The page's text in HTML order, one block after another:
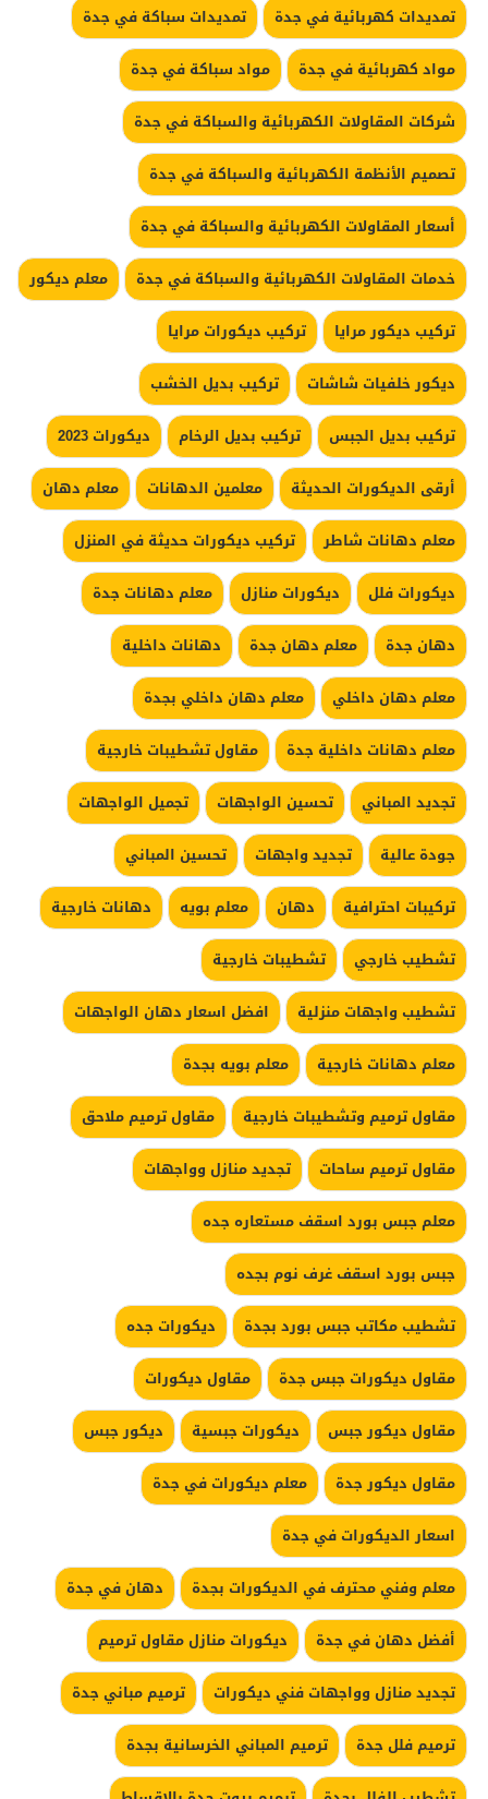
تمديدات كهربائية في جدة
تمديدات سباكة في جدة
مواد كهربائية في جدة
مواد سباكة في جدة
شركات المقاولات الكهربائية والسباكة في جدة
تصميم الأنظمة الكهربائية والسباكة في جدة
أسعار المقاولات الكهربائية والسباكة في جدة
خدمات المقاولات الكهربائية والسباكة في جدة
معلم ديكور
تركيب ديكور مرايا
تركيب ديكورات مرايا
ديكور خلفيات شاشات
تركيب بديل الخشب
تركيب بديل الجبس
تركيب بديل الرخام
ديكورات 2023
أرقى الديكورات الحديثة
معلمين الدهانات
معلم دهان
معلم دهانات شاطر
تركيب ديكورات حديثة في المنزل
ديكورات فلل
ديكورات منازل
معلم دهانات جدة
دهان جدة
معلم دهان جدة
دهانات داخلية
معلم دهان داخلي
معلم دهان داخلي بجدة
معلم دهانات داخلية جدة
مقاول تشطيبات خارجية
تجديد المباني
تحسين الواجهات
تجميل الواجهات
جودة عالية
تجديد واجهات
تحسين المباني
تركيبات احترافية
دهان معلم بويه
دهانات خارجية
تشطيب خارجي
تشطيبات خارجية
تشطيب واجهات منزلية
افضل اسعار دهان الواجهات
معلم دهانات خارجية
معلم بويه بجدة
مقاول ترميم وتشطيبات خارجية
مقاول ترميم ملاحق
مقاول ترميم ساحات
تجديد منازل وواجهات
معلم جبس بورد اسقف مستعاره جده
جبس بورد اسقف غرف نوم بجده
تشطيب مكاتب جبس بورد بجدة
ديكورات جده
مقاول ديكورات جبس جدة
مقاول ديكورات
مقاول ديكور جبس
ديكورات جبسية
ديكور جبس
مقاول ديكور جدة
معلم ديكورات في جدة
اسعار الديكورات في جدة
معلم وفني محترف في الديكورات بجدة
دهان في جدة
أفضل دهان في جدة
ديكورات منازل مقاول ترميم
تجديد منازل وواجهات فني ديكورات
ترميم مباني جدة
ترميم فلل جدة
ترميم المباني الخرسانية بجدة